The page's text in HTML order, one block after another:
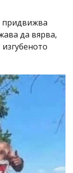
придвижва
да вярва,